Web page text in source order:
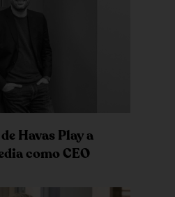
Havas Play a
como CEO